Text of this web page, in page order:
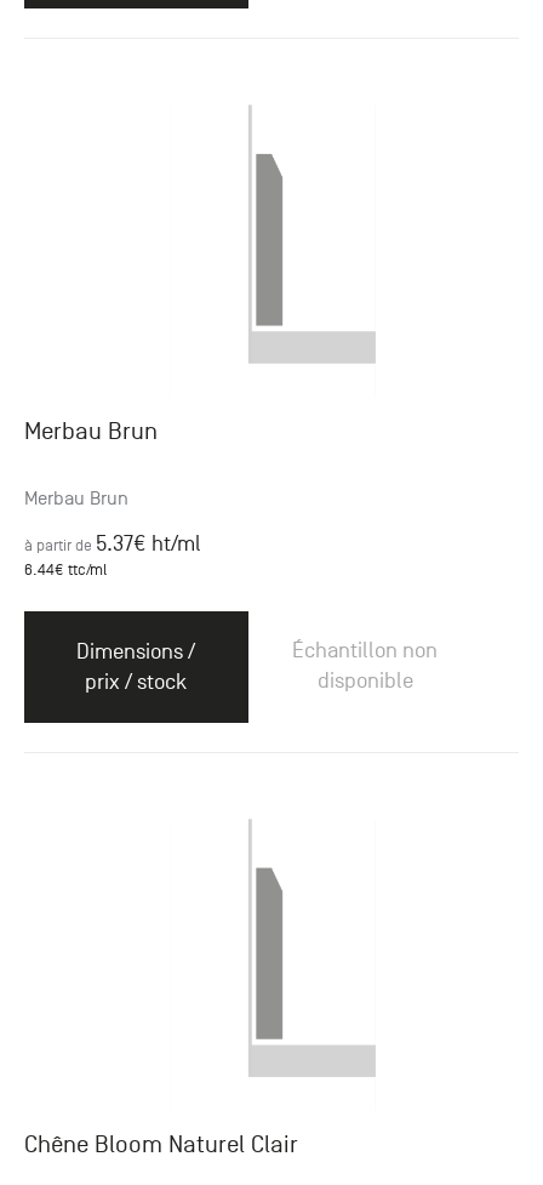
Merbau Brun
Merbau Brun
à partir de 5.37€ ht/ml
6.44€ ttc/ml
Dimensions /
prix / stock
Échantillon non
disponible
Chêne Bloom Naturel Clair